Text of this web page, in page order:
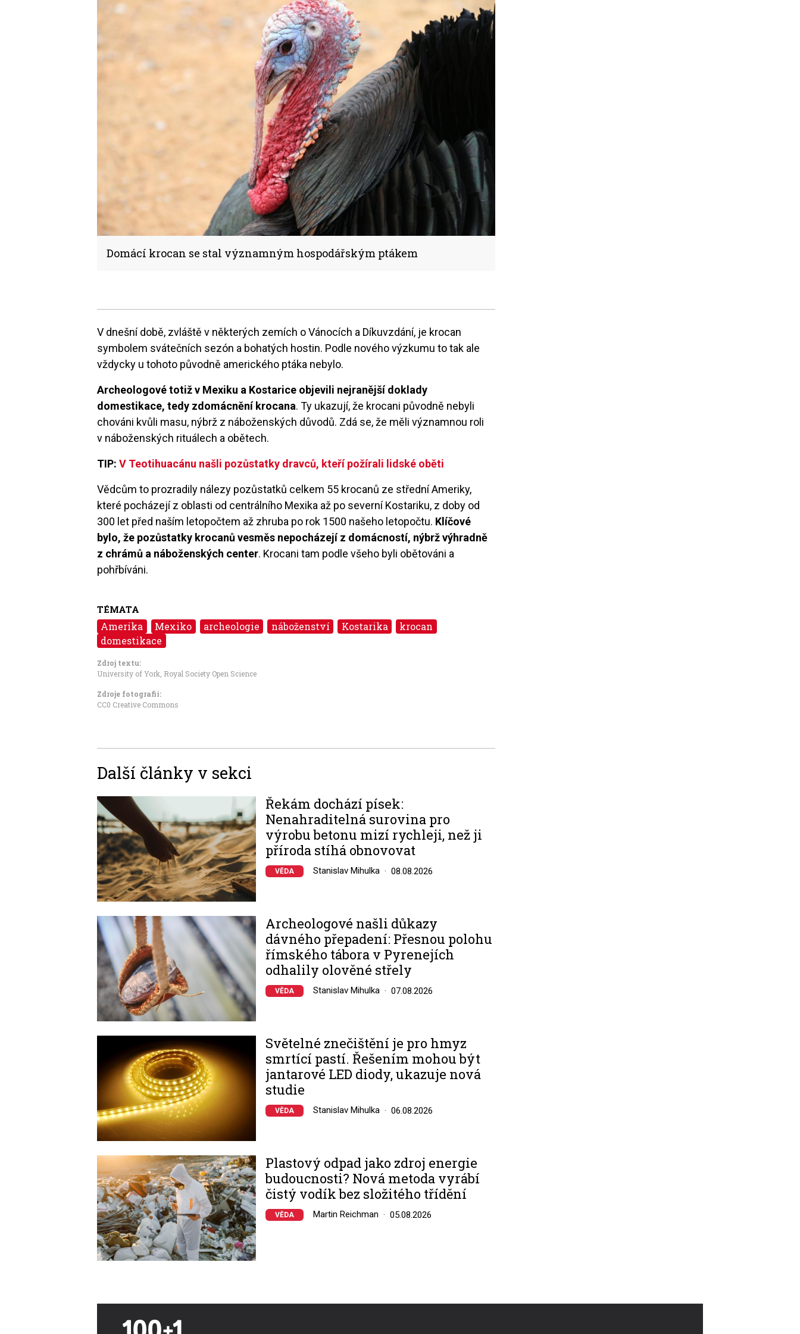
Domácí krocan se stal významným hospodářským ptákem
V dnešní době, zvláště v některých zemích o Vánocích a Díkuvzdání, je krocan
symbolem svátečních sezón a bohatých hostin. Podle nového výzkumu to tak ale
vždycky u tohoto původně amerického ptáka nebylo.
Archeologové totiž v Mexiku a Kostarice objevili nejranější doklady
domestikace, tedy zdomácnění krocana. Ty ukazují, že krocani původně nebyli
chováni kvůli masu, nýbrž z náboženských důvodů. Zdá se, že měli významnou roli
v náboženských rituálech a obětech.
TIP:V Teotihuacánu našli pozůstatky dravců, kteří požírali lidské oběti
Vědcům to prozradily nálezy pozůstatků celkem 55 krocanů ze střední Ameriky,
které pocházejí z oblasti od centrálního Mexika až po severní Kostariku, z doby od
300 let před naším letopočtem až zhruba po rok 1500 našeho letopočtu. Klíčové
bylo, že pozůstatky krocanů vesměs nepocházejí z domácností, nýbrž výhradně
z chrámů a náboženských center. Krocani tam podle všeho byli obětováni a
pohřbíváni.
TÉMATA
Amerika Mexiko archeologie náboženství Kostarika
krocan
domestikace
Zdroj textu:
University of York, Royal Society Open Science
Zdroje fotografii:
CC0 Creative Commons
Další články v sekci
Image
Řekám dochází písek:
Nenahraditelná surovina pro
výrobu betonu mizí rychleji, než ji
příroda stíhá obnovovat
VĚDA Stanislav Mihulka 08.08.2026
Image
Archeologové našli důkazy
dávného přepadení: Přesnou polohu
římského tábora v Pyrenejích
odhalily olověné střely
VĚDA Stanislav Mihulka 07.08.2026
Světelné znečištění je pro hmyz
smrtící pastí. Řešením mohou být
jantarové LED diody, ukazuje nová
studie
VĚDA Stanislav Mihulka 06.08.2026
Image
Plastový odpad jako zdroj energie
budoucnosti? Nová metoda vyrábí
čistý vodík bez složitého třídění
VĚDA Martin Reichman 05.08.2026